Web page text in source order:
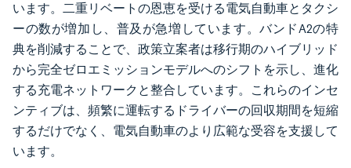
います。二重リベートの恩恵を受ける電気自動車とタクシ
ーの数が増加し、普及が急増しています。バンドA2の特
典を削減することで、政策立案者は移行期のハイブリッド
から完全ゼロエミッションモデルへのシフトを示し、進化
する充電ネットワークと整合しています。これらのインセ
ンティブは、頻繁に運転するドライバーの回収期間を短縮
するだけでなく、電気自動車のより広範な受容を支援して
います。